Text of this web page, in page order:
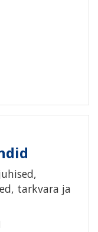
tarkvara ja